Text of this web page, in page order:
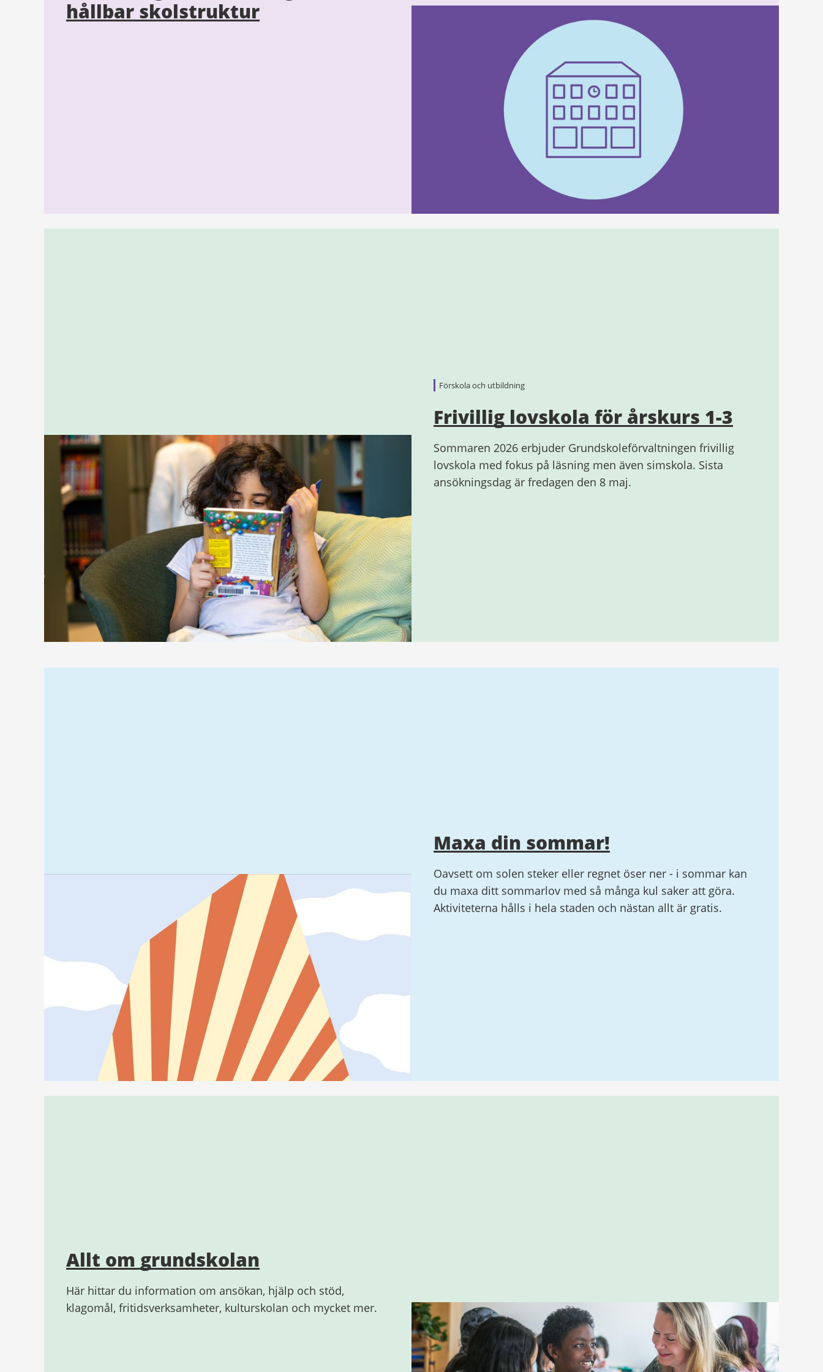
hållbar skolstruktur
Förskola och utbildning
Frivillig lovskola för årskurs 1-3
Sommaren 2026 erbjuder Grundskoleförvaltningen frivillig
lovskola med fokus på läsning men även simskola. Sista
ansökningsdag är fredagen den 8 maj.
Maxa din sommar!
Oavsett om solen steker eller regnet öser ner - i sommar kan
du maxa ditt sommarlov med så många kul saker att göra.
Aktiviteterna hålls i hela staden och nästan allt är gratis.
Allt om grundskolan
Här hittar du information om ansökan, hjälp och stöd,
klagomål, fritidsverksamheter, kulturskolan och mycket mer.